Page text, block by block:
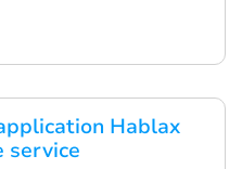
Hablax
service